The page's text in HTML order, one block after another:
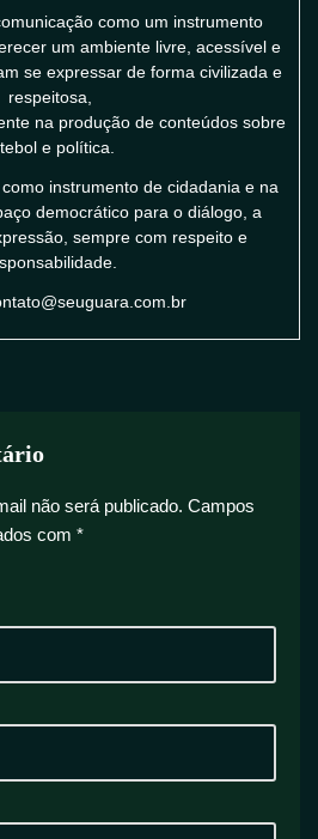
como um instrumento
um ambiente livre, acessível e
se expressar de forma civilizada e
respeitosa,
na produção de conteúdos sobre
e política.
instrumento de cidadania e na
democrático para o diálogo, a
sempre com respeito e
não será publicado. Campos
com *